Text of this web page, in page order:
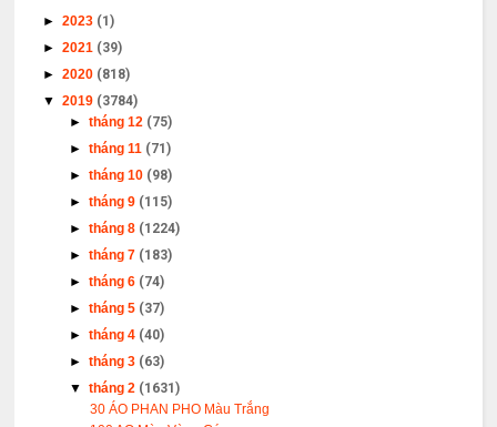
►2023 (1)
►2021 (39)
►2020 (818)
▼2019 (3784)
►tháng 12 (75)
►tháng 11 (71)
►tháng 10 (98)
►tháng 9 (115)
►tháng 8 (1224)
►tháng 7 (183)
►tháng 6 (74)
►tháng 5 (37)
►tháng 4 (40)
►tháng 3 (63)
▼tháng 2 (1631)
30 ÁO PHAN PHO Màu Trắng